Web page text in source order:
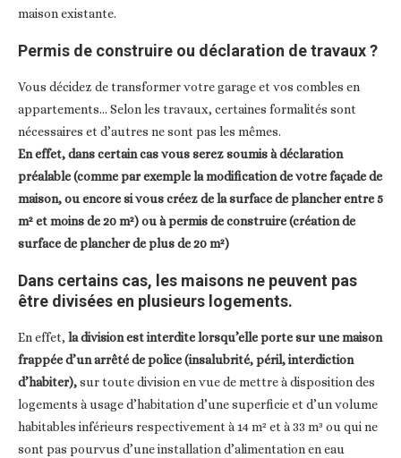
maison existante.
Permis de construire ou déclaration de travaux ?
Vous décidez de transformer votre garage et vos combles en
appartements… Selon les travaux, certaines formalités sont
nécessaires et d’autres ne sont pas les mêmes.
En effet, dans certain cas vous serez soumis à déclaration
préalable (comme par exemple la modification de votre façade de
maison, ou encore si vous créez de la surface de plancher entre 5
m² et moins de 20 m²) ou à permis de construire (création de
surface de plancher de plus de 20 m²)
Dans certains cas, les maisons ne peuvent pas
être divisées en plusieurs logements.
En effet, la division est interdite lorsqu’elle porte sur une maison
frappée d’un arrêté de police (insalubrité, péril, interdiction
d’habiter),sur toute division en vue de mettre à disposition des
logements à usage d’habitation d’une superficie et d’un volume
habitables inférieurs respectivement à 14 m² et à 33 m³ ou qui ne
sont pas pourvus d’une installation d’alimentation en eau